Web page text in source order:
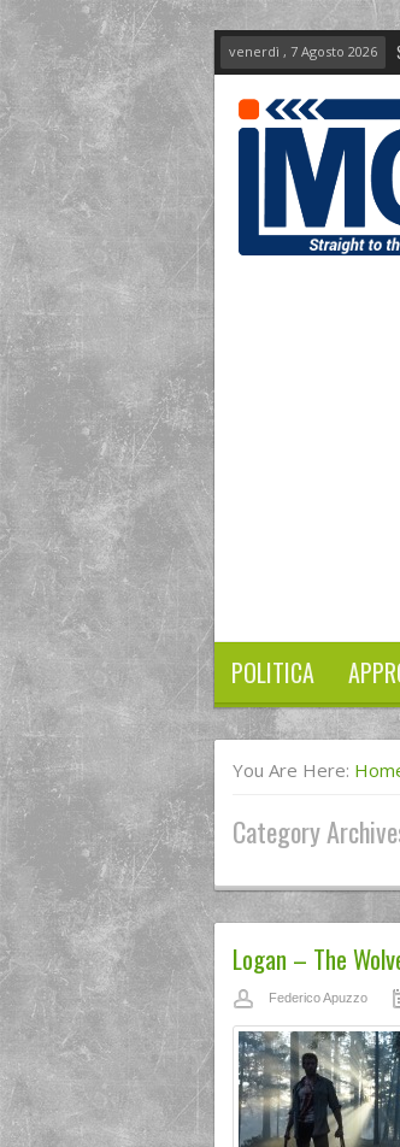
venerdì , 7 Agosto 2026
POLITICA
You Are Here:
Category
Logan – The
Federico Apuzzo